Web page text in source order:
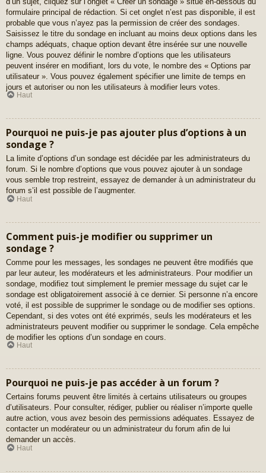
formulaire principal de rédaction. Si cet onglet n’est pas disponible, il est
probable que vous n’ayez pas la permission de créer des sondages.
Saisissez le titre du sondage en incluant au moins deux options dans les
champs adéquats, chaque option devant être insérée sur une nouvelle
ligne. Vous pouvez définir le nombre d’options que les utilisateurs
peuvent insérer en modifiant, lors du vote, le nombre des « Options par
utilisateur ». Vous pouvez également spécifier une limite de temps en
jours et autoriser ou non les utilisateurs à modifier leurs votes.
Haut
Pourquoi ne puis-je pas ajouter plus d’options à un
sondage ?
La limite d’options d’un sondage est décidée par les administrateurs du
forum. Si le nombre d’options que vous pouvez ajouter à un sondage
vous semble trop restreint, essayez de demander à un administrateur du
forum s’il est possible de l’augmenter.
Haut
Comment puis-je modifier ou supprimer un
sondage ?
Comme pour les messages, les sondages ne peuvent être modifiés que
par leur auteur, les modérateurs et les administrateurs. Pour modifier un
sondage, modifiez tout simplement le premier message du sujet car le
sondage est obligatoirement associé à ce dernier. Si personne n’a encore
voté, il est possible de supprimer le sondage ou de modifier ses options.
Cependant, si des votes ont été exprimés, seuls les modérateurs et les
administrateurs peuvent modifier ou supprimer le sondage. Cela empêche
de modifier les options d’un sondage en cours.
Haut
Pourquoi ne puis-je pas accéder à un forum ?
Certains forums peuvent être limités à certains utilisateurs ou groupes
d’utilisateurs. Pour consulter, rédiger, publier ou réaliser n’importe quelle
autre action, vous avez besoin des permissions adéquates. Essayez de
contacter un modérateur ou un administrateur du forum afin de lui
demander un accès.
Haut